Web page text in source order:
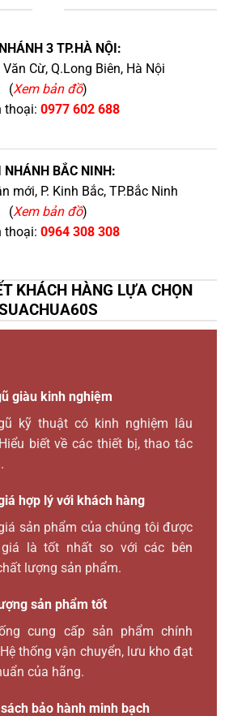
3 TP.HÀ NỘI:
Cừ, Q.Long Biên, Hà Nội
(Xem bản đồ)
thoại: 0977 602 688
NHÁNH BẮC NINH:
mới, P. Kinh Bắc, TP.Bắc Ninh
(Xem bản đồ)
thoại: 0964 308 308
KHÁCH HÀNG LỰA CHỌN
giàu kinh nghiệm
kỹ thuật có kinh nghiệm lâu
biết về các thiết bị, thao tác
hợp lý với khách hàng
sản phẩm của chúng tôi được
là tốt nhất so với các bên
lượng sản phẩm.
sản phẩm tốt
cung cấp sản phẩm chính
thống vận chuyển, lưu kho đạt
của hãng.
bảo hành minh bạch